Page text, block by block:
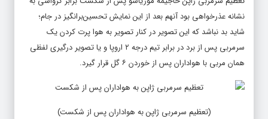
شاید بد نباشد که این تصویر در کنار تصویر به هوا پرت کردن یک
سرمربی پس از برد در برابر تیم درجه ۲ اروپا و یا تصویر درگیری لفظی
همان مربی با هواداران پس از خوردن ۶ گل قرار گیرد.
(تعظیم سرمربی ژاپن به هواداران پس از شکست)